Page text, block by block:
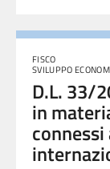
FISCO
SVILUPPO
D.L. 33/
in